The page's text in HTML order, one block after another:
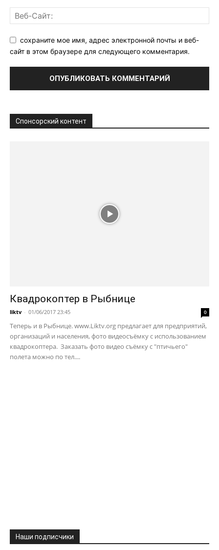
сохраните мое имя, адрес электронной почты и веб-
сайт в этом браузере для следующего комментария.
Спонсорский контент
Квадрокоптер в Рыбнице
liktv - 01/06/2017 23:45 0
Теперь и в Рыбнице. www.Liktv.org предлагает для предприятий,
организаций и населения, фото видеосъёмку с использованием
квадрокоптера. Заказать фото видео съёмку с "птичьего"
полета можно по тел....
Наши подписчики